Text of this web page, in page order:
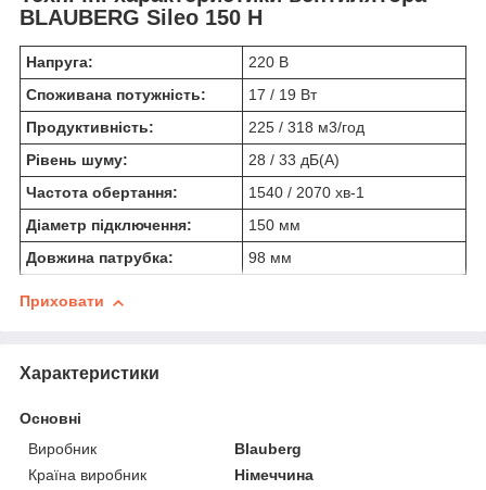
BLAUBERG Sileo 150 H
Напруга:
220 В
Споживана потужність:
17 / 19 Вт
Продуктивність:
225 / 318 м3/год
Рівень шуму:
28 / 33 дБ(А)
Частота обертання:
1540 / 2070 хв-1
Діаметр підключення:
150 мм
Довжина патрубка:
98 мм
Приховати
Характеристики
Основні
Виробник
Blauberg
Країна виробник
Німеччина